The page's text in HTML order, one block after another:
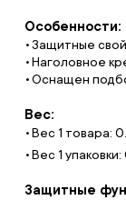
Особенности:
Защитные
Наголовное
Оснащен
Вес:
Вес 1 товара:
Вес 1 упаковки:
Защитные